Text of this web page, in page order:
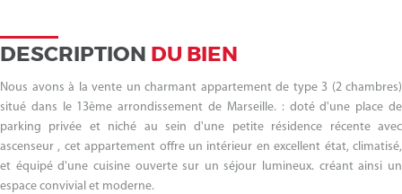
DESCRIPTION DU BIEN
Nous avons à la vente un charmant appartement de type 3 (2 chambres)
situé dans le 13ème arrondissement de Marseille. : doté d'une place de
parking privée et niché au sein d'une petite résidence récente avec
ascenseur , cet appartement offre un intérieur en excellent état, climatisé,
et équipé d'une cuisine ouverte sur un séjour lumineux. créant ainsi un
espace convivial et moderne.